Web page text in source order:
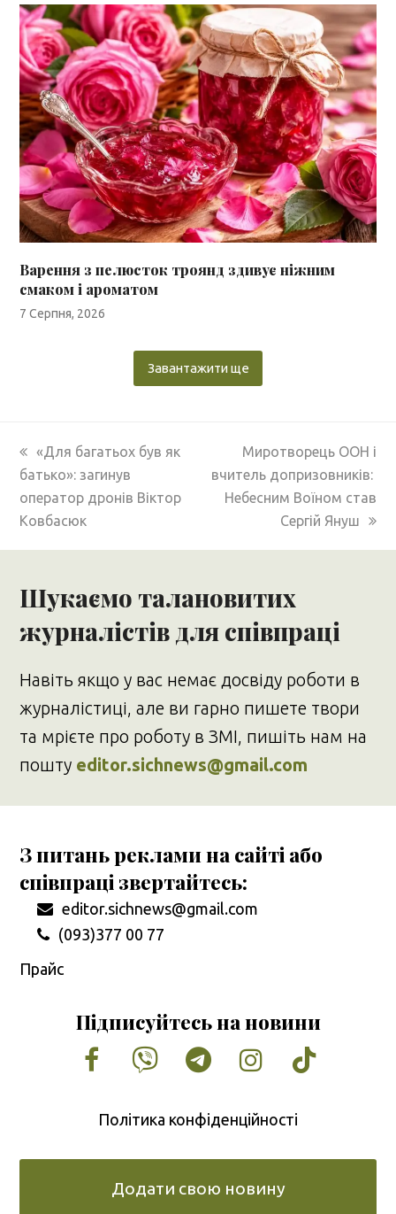
Варення з пелюсток троянд здивує ніжним
смаком і ароматом
7 Серпня, 2026
Завантажити ще
previous
post:
«Для багатьох був як
батько»: загинув
оператор дронів Віктор
Ковбасюк
next
post:
Миротворець ООН і
вчитель допризовників:
Небесним Воїном став
Сергій Януш
Шукаємо талановитих
журналістів для співпраці
Навіть якщо у вас немає досвіду роботи в
журналістиці, але ви гарно пишете твори
та мрієте про роботу в ЗМІ, пишіть нам на
пошту editor.sichnews@gmail.com
З питань реклами на сайті або
співпраці звертайтесь:
editor.sichnews@gmail.com
(093)377 00 77
Прайс
Підписуйтесь на новини
Facebook
VimeoTumblrInstagram
Tiktok
Політика конфіденційності
Додати свою новину